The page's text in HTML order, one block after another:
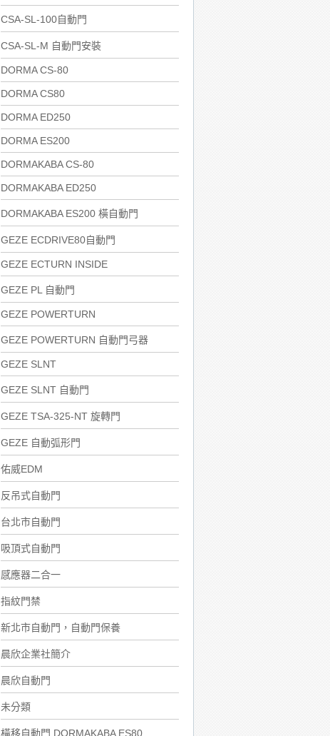
CSA-SL-100自動門
CSA-SL-M 自動門安裝
DORMA CS-80
DORMA CS80
DORMA ED250
DORMA ES200
DORMAKABA CS-80
DORMAKABA ED250
DORMAKABA ES200 橫自動門
GEZE ECDRIVE80自動門
GEZE ECTURN INSIDE
GEZE PL 自動門
GEZE POWERTURN
GEZE POWERTURN 自動門弓器
GEZE SLNT
GEZE SLNT 自動門
GEZE TSA-325-NT 旋轉門
GEZE 自動弧形門
佑威EDM
反吊式自動門
台北市自動門
吸頂式自動門
感應器二合一
指紋門禁
新北市自動門，自動門保養
晨欣企業社簡介
晨欣自動門
未分類
橫移自動門 DORMAKABA ES80